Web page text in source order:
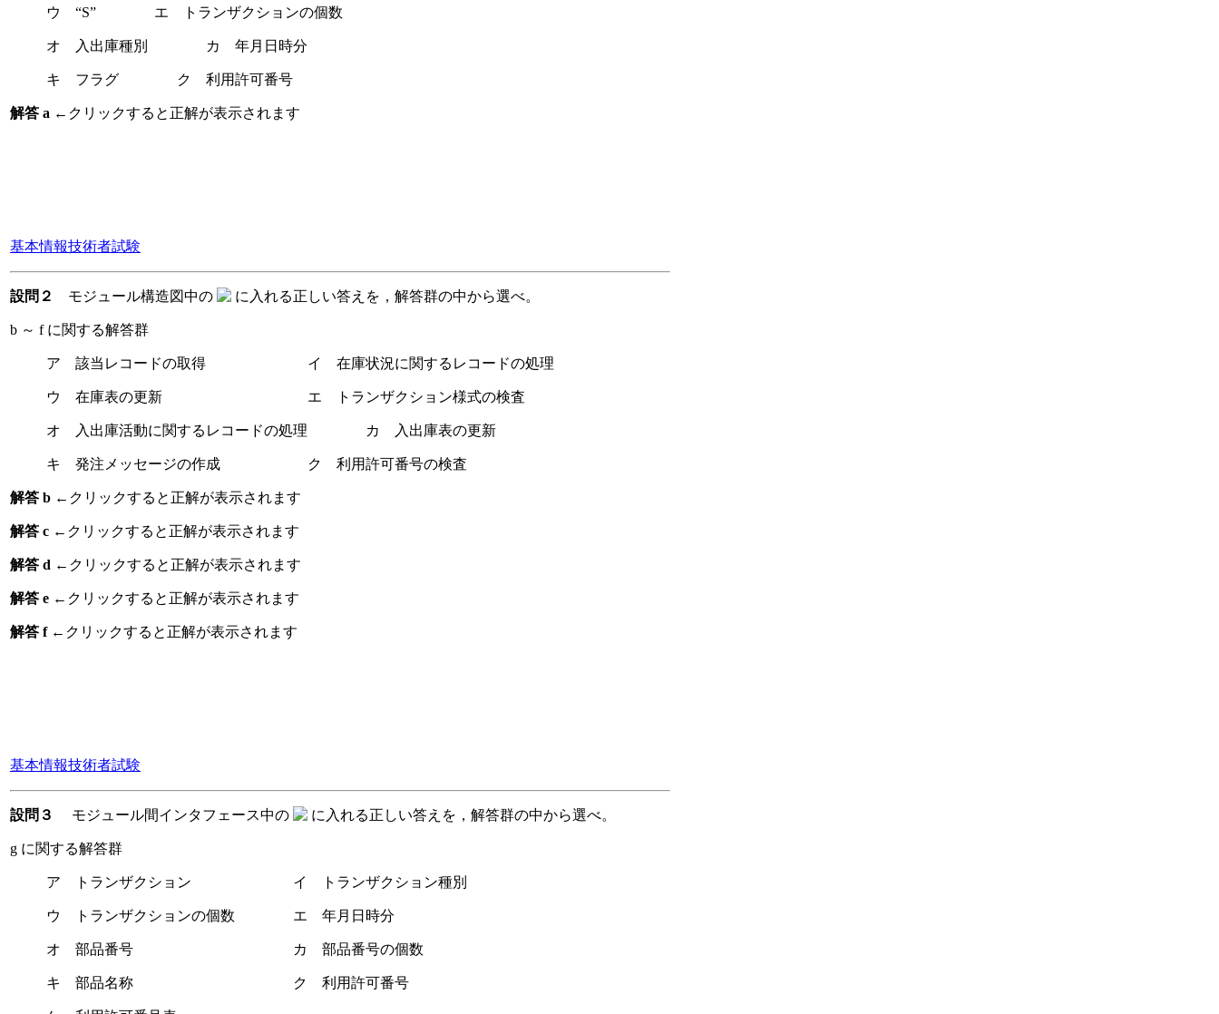
ウ “S” エ トランザクションの個数
オ 入出庫種別 カ 年月日時分
キ フラグ ク 利用許可番号
解答 a ←クリックすると正解が表示されます
基本情報技術者試験
設問２ モジュール構造図中の に入れる正しい答えを，解答群の中から選べ。
b ～ f に関する解答群
ア 該当レコードの取得 イ 在庫状況に関するレコードの処理
ウ 在庫表の更新 エ トランザクション様式の検査
オ 入出庫活動に関するレコードの処理 カ 入出庫表の更新
キ 発注メッセージの作成 ク 利用許可番号の検査
解答 b ←クリックすると正解が表示されます
解答 c ←クリックすると正解が表示されます
解答 d ←クリックすると正解が表示されます
解答 e ←クリックすると正解が表示されます
解答 f ←クリックすると正解が表示されます
基本情報技術者試験
設問３ モジュール間インタフェース中の に入れる正しい答えを，解答群の中から選べ。
g に関する解答群
ア トランザクション イ トランザクション種別
ウ トランザクションの個数 エ 年月日時分
オ 部品番号 カ 部品番号の個数
キ 部品名称 ク 利用許可番号